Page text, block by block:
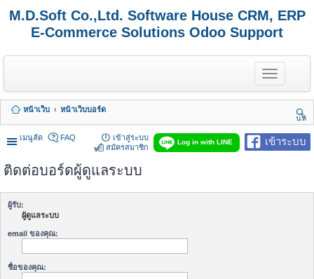
M.D.Soft Co.,Ltd. Software House CRM, ERP
E-Commerce Solutions Odoo Support
T
o
g
e
n
a
หน้าเว็บ
หน้าเว็บบอร์ด
นห
า
เมนูลัด
เข้าระบบ
Log in with LINE
FAQ
เข้าสู่ระบบ
สมัครสมาชิก
ติดต่อบอร์ดผู้ดูแลระบบ
ผู้รับ:
ผู้ดูแลระบบ
email ของคุณ:
ชื่อของคุณ: